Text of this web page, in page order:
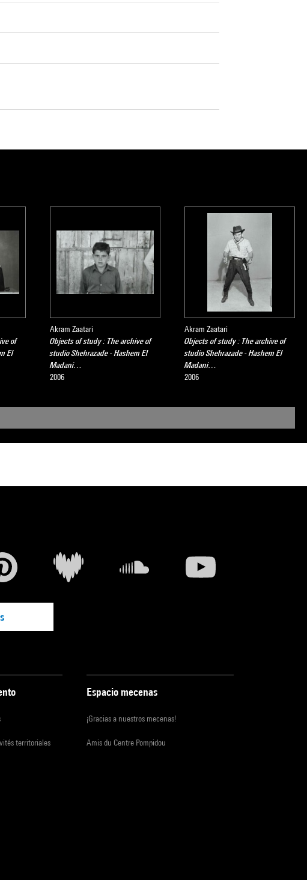
of
El
Akram Zaatari
Objects of study : The archive of
studio Shehrazade - Hashem El
Madani…
2006
Akram Zaatari
Objects of study : The archive of
studio Shehrazade - Hashem El
Madani…
2006
territoriales
Espacio mecenas
¡Gracias a nuestros mecenas!
Amis du Centre Pompidou